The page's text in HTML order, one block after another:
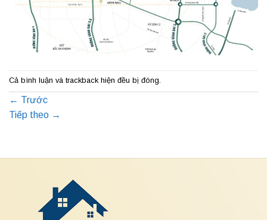
Cả bình luận và trackback hiện đều bị đóng.
← Trước
Tiếp theo →